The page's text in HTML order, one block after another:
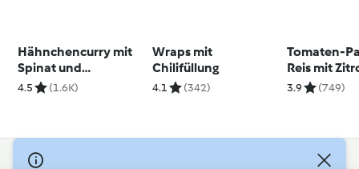
Hähnchencurry mit
Spinat und
Basmatireis
4.5 (1.6K)
Wraps mit
Chilifüllung
4.1 (342)
Tomaten-
Reis mit
Basilikum-
3.9 (749)